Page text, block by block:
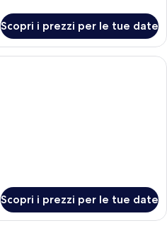
Scopri i prezzi per le tue date
Una camera d'albergo con un letto,
Scopri i prezzi per le tue date